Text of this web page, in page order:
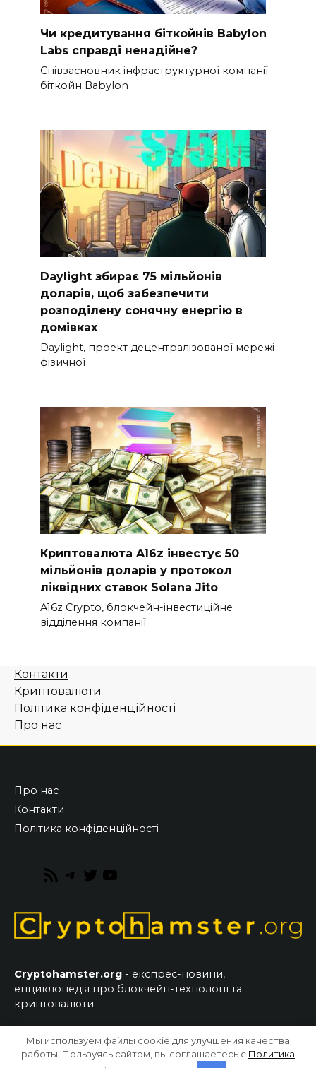
Чи кредитування біткойнів Babylon
Labs справді ненадійне?
Співзасновник інфраструктурної компанії
біткойн Babylon
Daylight збирає 75 мільйонів
доларів, щоб забезпечити
розподілену сонячну енергію в
домівках
Daylight, проект децентралізованої мережі
фізичної
Криптовалюта A16z інвестує 50
мільйонів доларів у протокол
ліквідних ставок Solana Jito
A16z Crypto, блокчейн-інвестиційне
відділення компанії
Контакти
Криптовалюти
Політика конфіденційності
Про нас
Про нас
Контакти
Політика конфіденційності
RSS
Telegram
Twitter
Cryptohamster.org - експрес-новини,
енциклопедія про блокчейн-технології та
криптовалюти.
© 2026 CryptoHamster.org
Мы используем файлы cookie для улучшения качества
работы. Пользуясь сайтом, вы соглашаетесь с Политика